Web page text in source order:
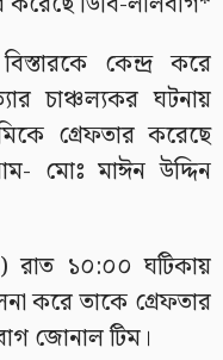
কেন্দ্র করে
চাঞ্চল্যকর ঘটনায়
গ্রেফতার করেছে
মোঃ মাঈন উদ্দিন
রাত ১০:০০ ঘটিকায়
করে তাকে গ্রেফতার
জোনাল টিম।